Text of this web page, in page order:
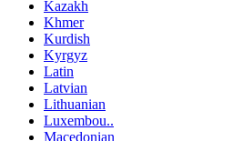
Kazakh
Khmer
Kurdish
Kyrgyz
Latin
Latvian
Lithuanian
Luxembou..
Macedonian